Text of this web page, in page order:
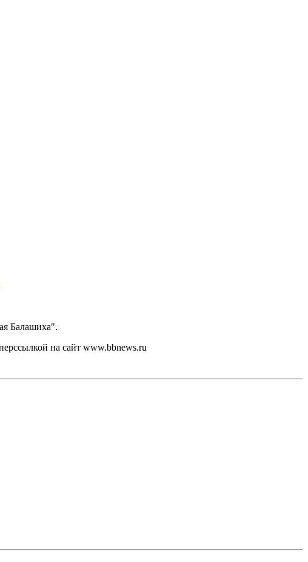
Балашиха".
на сайт www.bbnews.ru